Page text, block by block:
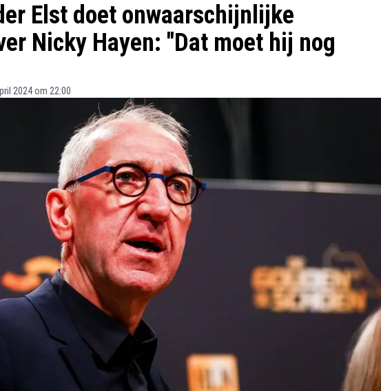
Elst doet onwaarschijnlijke
Nicky Hayen: "Dat moet hij nog
2024 om 22:00